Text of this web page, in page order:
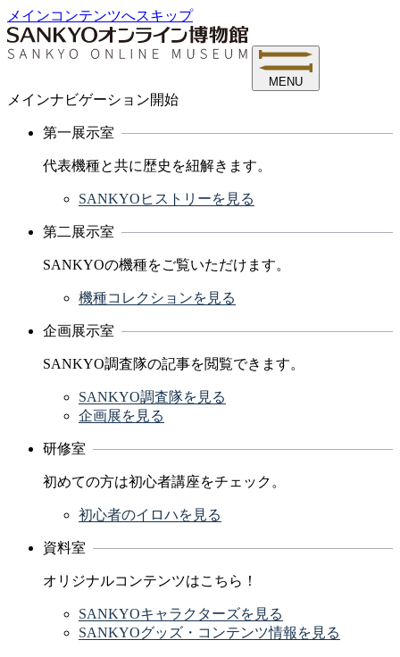
メインコンテンツへスキップ
MENU
メインナビゲーション開始
第一展示室
代表機種と共に歴史を紐解きます。
SANKYOヒストリーを見る
第二展示室
SANKYOの機種をご覧いただけます。
機種コレクションを見る
企画展示室
SANKYO調査隊の記事を閲覧できます。
SANKYO調査隊を見る
企画展を見る
研修室
初めての方は初心者講座をチェック。
初心者のイロハを見る
資料室
オリジナルコンテンツはこちら！
SANKYOキャラクターズを見る
SANKYOグッズ・コンテンツ情報を見る